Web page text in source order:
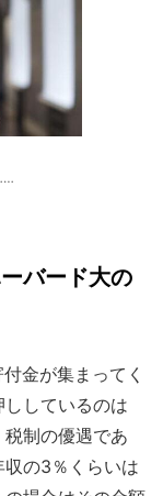
バード大の
金が集まってく
しているのは
税制の優遇であ
の3％くらいは